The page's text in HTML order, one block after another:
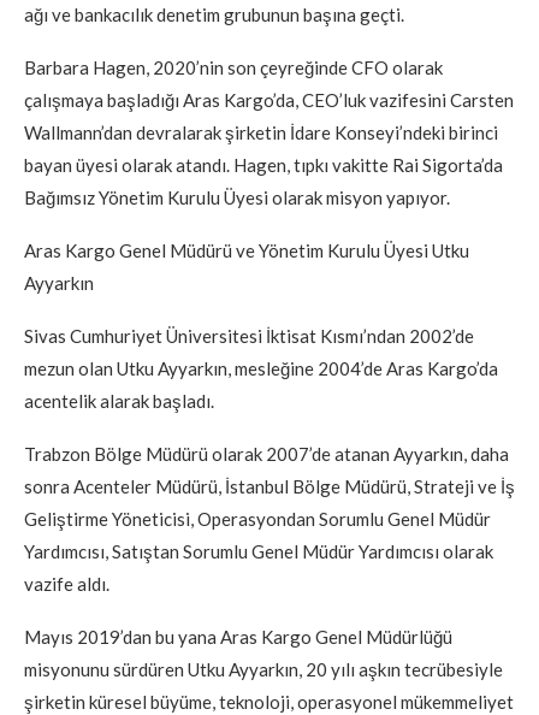
ağı ve bankacılık denetim grubunun başına geçti.
Barbara Hagen, 2020’nin son çeyreğinde CFO olarak
çalışmaya başladığı Aras Kargo’da, CEO’luk vazifesini Carsten
Wallmann’dan devralarak şirketin İdare Konseyi’ndeki birinci
bayan üyesi olarak atandı. Hagen, tıpkı vakitte Rai Sigorta’da
Bağımsız Yönetim Kurulu Üyesi olarak misyon yapıyor.
Aras Kargo Genel Müdürü ve Yönetim Kurulu Üyesi Utku
Ayyarkın
Sivas Cumhuriyet Üniversitesi İktisat Kısmı’ndan 2002’de
mezun olan Utku Ayyarkın, mesleğine 2004’de Aras Kargo’da
acentelik alarak başladı.
Trabzon Bölge Müdürü olarak 2007’de atanan Ayyarkın, daha
sonra Acenteler Müdürü, İstanbul Bölge Müdürü, Strateji ve İş
Geliştirme Yöneticisi, Operasyondan Sorumlu Genel Müdür
Yardımcısı, Satıştan Sorumlu Genel Müdür Yardımcısı olarak
vazife aldı.
Mayıs 2019’dan bu yana Aras Kargo Genel Müdürlüğü
misyonunu sürdüren Utku Ayyarkın, 20 yılı aşkın tecrübesiyle
şirketin küresel büyüme, teknoloji, operasyonel mükemmeliyet